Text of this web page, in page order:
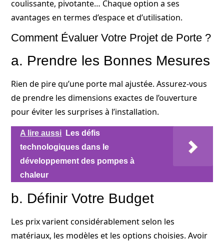
coulissante, pivotante… Chaque option a ses
avantages en termes d’espace et d’utilisation.
Comment Évaluer Votre Projet de Porte ?
a. Prendre les Bonnes Mesures
Rien de pire qu’une porte mal ajustée. Assurez-vous
de prendre les dimensions exactes de l’ouverture
pour éviter les surprises à l’installation.
A lire aussi
Les défis
technologiques dans le
développement des pompes à
chaleur
b. Définir Votre Budget
Les prix varient considérablement selon les
matériaux, les modèles et les options choisies. Avoir